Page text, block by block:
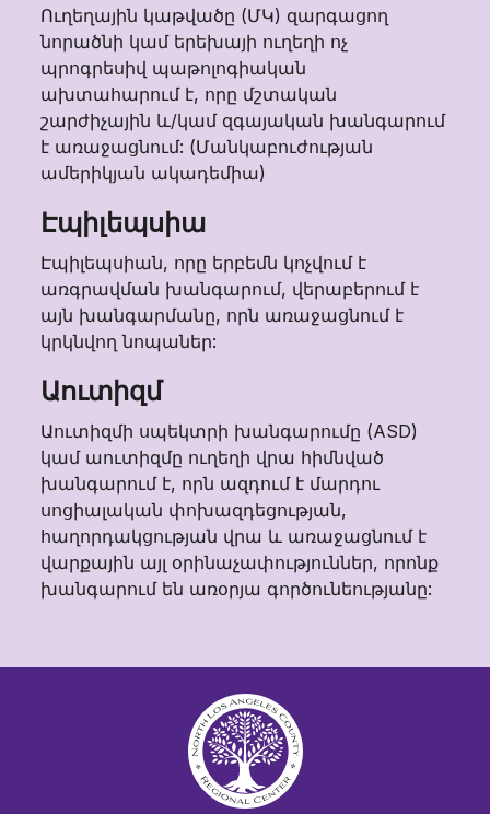
Ուղեղային կաթվածը (ՄԿ) զարգացող
նորածնի կամ երեխայի ուղեղի ոչ
պրոգրեսիվ պաթոլոգիական
ախտահարում է, որը մշտական
շարժիչային և/կամ զգայական խանգարում
է առաջացնում: (Մանկաբուժության
ամերիկյան ակադեմիա)
Էպիլեպսիա
Էպիլեպսիան, որը երբեմն կոչվում է
առգրավման խանգարում, վերաբերում է
այն խանգարմանը, որն առաջացնում է
կրկնվող նոպաներ:
Աուտիզմ
Աուտիզմի սպեկտրի խանգարումը (ASD)
կամ աուտիզմը ուղեղի վրա հիմնված
խանգարում է, որն ազդում է մարդու
սոցիալական փոխազդեցության,
հաղորդակցության վրա և առաջացնում է
վարքային այլ օրինաչափություններ, որոնք
խանգարում են առօրյա գործունեությանը: